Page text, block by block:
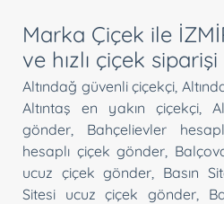
Marka Çiçek ile
ve hızlı çiçek siparişi
Altındağ güvenli çiçekçi
Altıntaş en yakın çiçekçi
gönder
Bahçelievler
hesaplı çiçek gönder
ucuz çiçek gönder
Basın
Sitesi ucuz çiçek gönder